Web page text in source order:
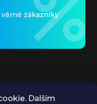
Dalším
věrné zákazníky